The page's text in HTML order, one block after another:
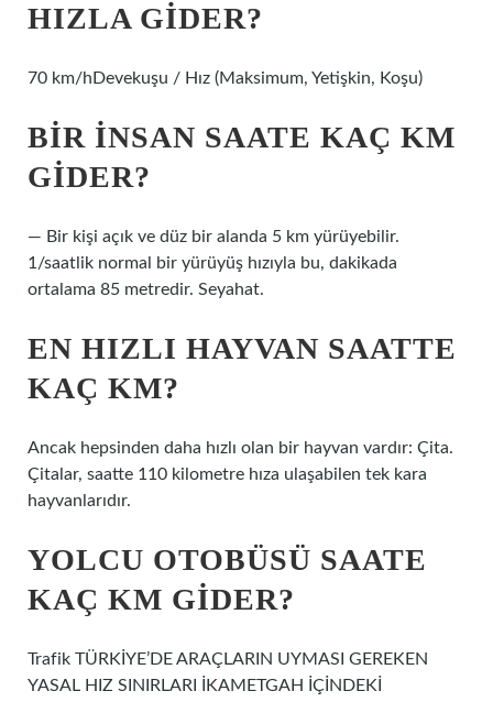
HIZLA GIDER?
70 km/hDevekuşu / Hız (Maksimum, Yetişkin, Koşu)
BIR INSAN SAATE KAÇ KM
GIDER?
— Bir kişi açık ve düz bir alanda 5 km yürüyebilir.
1/saatlik normal bir yürüyüş hızıyla bu, dakikada
ortalama 85 metredir. Seyahat.
EN HIZLI HAYVAN SAATTE
KAÇ KM?
Ancak hepsinden daha hızlı olan bir hayvan vardır: Çita.
Çitalar, saatte 110 kilometre hıza ulaşabilen tek kara
hayvanlarıdır.
YOLCU OTOBÜSÜ SAATE
KAÇ KM GIDER?
Trafik TÜRKİYE’DE ARAÇLARIN UYMASI GEREKEN
YASAL HIZ SINIRLARI İKAMETGAH İÇİNDEKİ